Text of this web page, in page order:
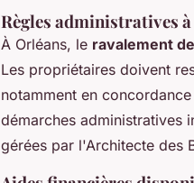
Règles administratives
À Orléans, le ravalement
Les propriétaires doivent
notamment en
démarches administratives
gérées par l'Architecte des